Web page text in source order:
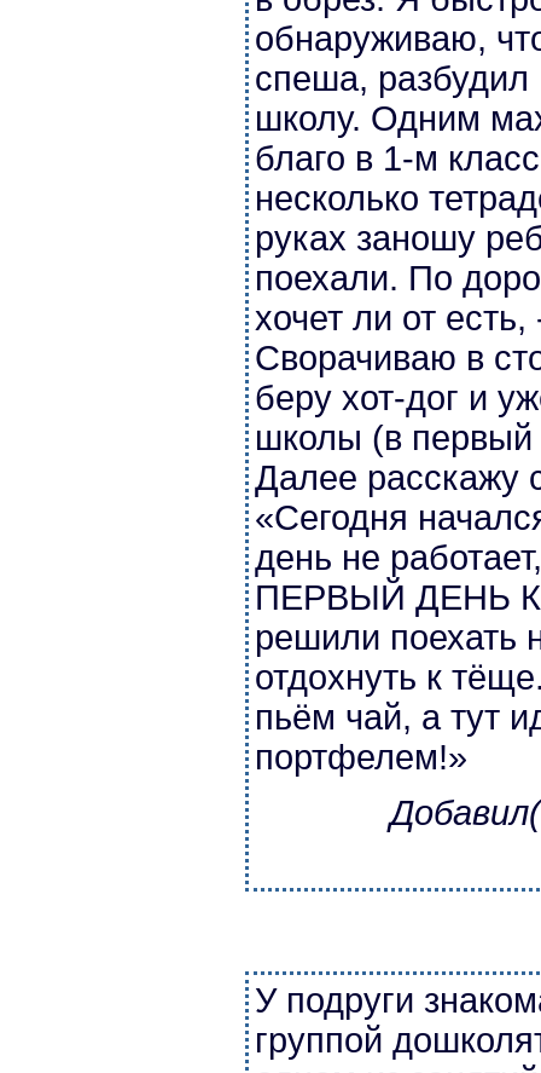
обнаруживаю,
спеша,
школу. Одним
благо в 1-м
несколько
руках заношу
поехали. По
хочет ли от
Сворачиваю в
беру хот-дог и
школы (в
Далее расскажу
«Сегодня
день не
ПЕРВЫЙ ДЕНЬ
решили поехать
отдохнуть к
пьём чай, а тут
портфелем!»
У подруги
группой